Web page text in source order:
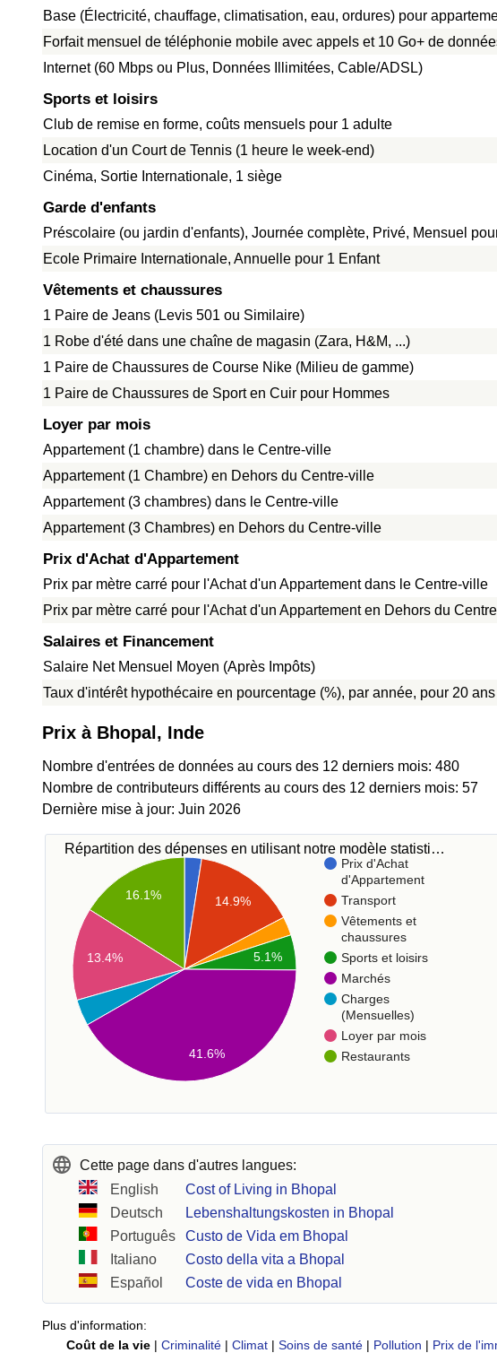
Base (Électricité, chauffage, climatisation, eau, ordures) pour
Forfait mensuel de téléphonie mobile avec appels et 10 Go+ de
Internet (60 Mbps ou Plus, Données Illimitées, Cable/ADSL)
Sports et loisirs
Club de remise en forme, coûts mensuels pour 1 adulte
Location d'un Court de Tennis (1 heure le week-end)
Cinéma, Sortie Internationale, 1 siège
Garde d'enfants
Préscolaire (ou jardin d'enfants), Journée complète, Privé, Mensuel
Ecole Primaire Internationale, Annuelle pour 1 Enfant
Vêtements et chaussures
1 Paire de Jeans (Levis 501 ou Similaire)
1 Robe d'été dans une chaîne de magasin (Zara, H&M, ...)
1 Paire de Chaussures de Course Nike (Milieu de gamme)
1 Paire de Chaussures de Sport en Cuir pour Hommes
Loyer par mois
Appartement (1 chambre) dans le Centre-ville
Appartement (1 Chambre) en Dehors du Centre-ville
Appartement (3 chambres) dans le Centre-ville
Appartement (3 Chambres) en Dehors du Centre-ville
Prix d'Achat d'Appartement
Prix par mètre carré pour l'Achat d'un Appartement dans le Centre-ville
Prix par mètre carré pour l'Achat d'un Appartement en Dehors du
Salaires et Financement
Salaire Net Mensuel Moyen (Après Impôts)
Taux d'intérêt hypothécaire en pourcentage (%), par année, pour 20
Prix à Bhopal, Inde
Nombre d'entrées de données au cours des 12 derniers mois: 480
Nombre de contributeurs différents au cours des 12 derniers mois: 57
Dernière mise à jour: Juin 2026
Répartition des dépenses en utilisant notre modèle statisti…
Prix d'Achat
d'Appartement
Transport
Vêtements et
chaussures
Sports et loisirs
Marchés
Charges
(Mensuelles)
Loyer par mois
Restaurants
14.9%
5.1%
16.1%
13.4%
41.6%
Cette page dans d'autres langues:
English
Cost of Living in Bhopal
Deutsch
Lebenshaltungskosten in Bhopal
Português
Custo de Vida em Bhopal
Italiano
Costo della vita a Bhopal
Español
Coste de vida en Bhopal
Plus d'information:
Coût de la vie | Criminalité | Climat | Soins de santé | Pollution | Prix de